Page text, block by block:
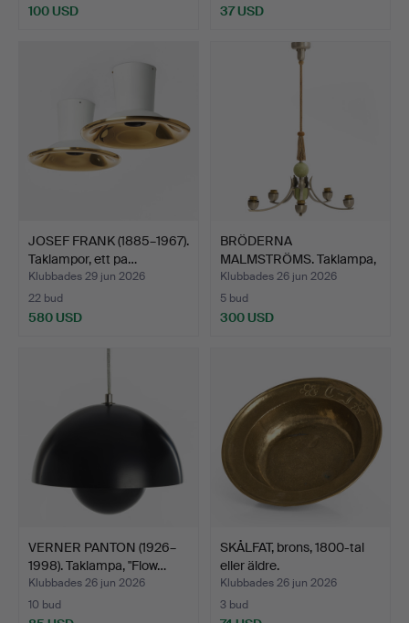
100 USD 37 USD
JOSEF FRANK (1885–1967).
Taklampor, ett pa…
Klubbades 29 jun 2026
22 bud
580 USD
BRÖDERNA
MALMSTRÖMS. Taklampa,
5 ljuspunkt…
Klubbades 26 jun 2026
5 bud
300 USD
VERNER PANTON (1926–
1998). Taklampa, "Flow…
Klubbades 26 jun 2026
10 bud
SKÅLFAT, brons, 1800-tal
eller äldre.
Klubbades 26 jun 2026
3 bud